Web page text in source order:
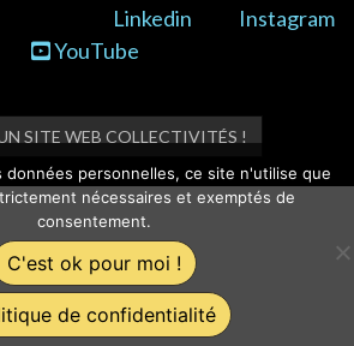
Linkedin
Instagram
YouTube
SITE WEB COLLECTIVITÉS !
données personnelles, ce site n'utilise que
nécessaires et exemptés de
consentement.
C'est ok pour moi !
de confidentialité